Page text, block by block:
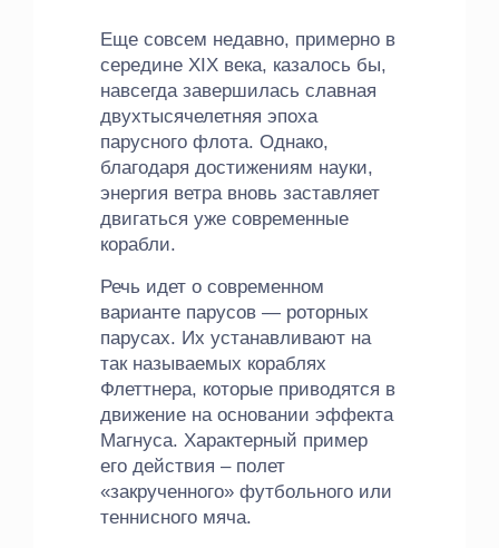
Еще совсем недавно, примерно в
середине XIX века, казалось бы,
навсегда завершилась славная
двухтысячелетняя эпоха
парусного флота. Однако,
благодаря достижениям науки,
энергия ветра вновь заставляет
двигаться уже современные
корабли.
Речь идет о современном
варианте парусов — роторных
парусах. Их устанавливают на
так называемых кораблях
Флеттнера, которые приводятся в
движение на основании эффекта
Магнуса. Характерный пример
его действия – полет
«закрученного» футбольного или
теннисного мяча.